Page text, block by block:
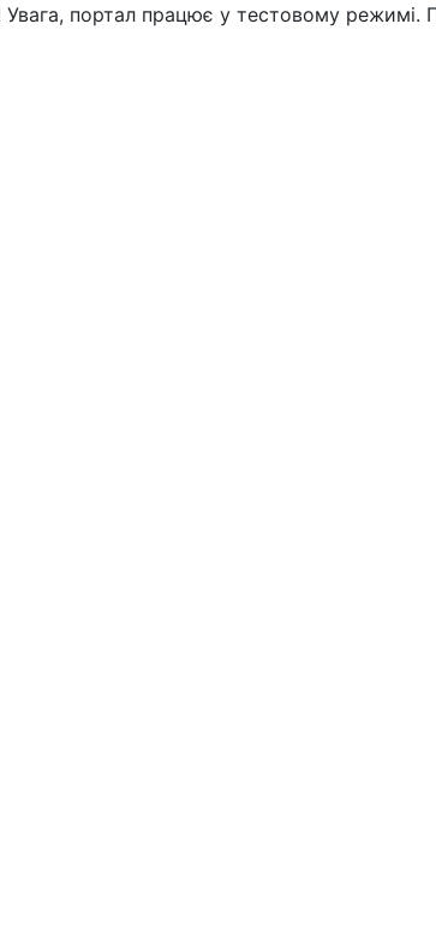
Увага, портал працює у тестовому режимі.